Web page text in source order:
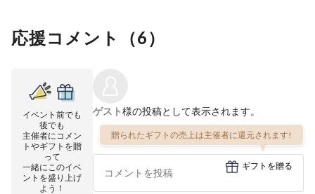
応援コメント（6）
イベント前でも
後でも
主催者にコメン
トやギフトを贈
って
一緒にこのイベ
ントを盛り上げ
よう！
ゲスト様の投稿として表示されます。
贈られたギフトの売上は主催者に還元されます!
ギフトを贈る